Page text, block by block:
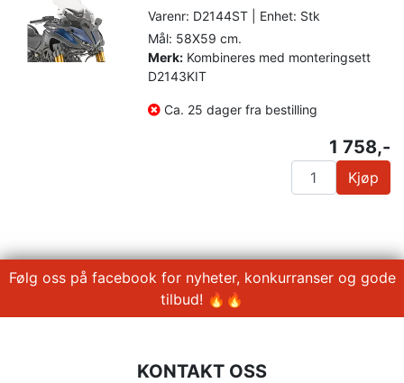
Varenr: D2144ST | Enhet: Stk
Mål: 58X59 cm.
Merk: Kombineres med monteringsett
D2143KIT
Ca. 25 dager fra bestilling
1 758,-
Kjøp
Følg oss på facebook for nyheter, konkurranser og gode
tilbud! 🔥🔥
KONTAKT OSS